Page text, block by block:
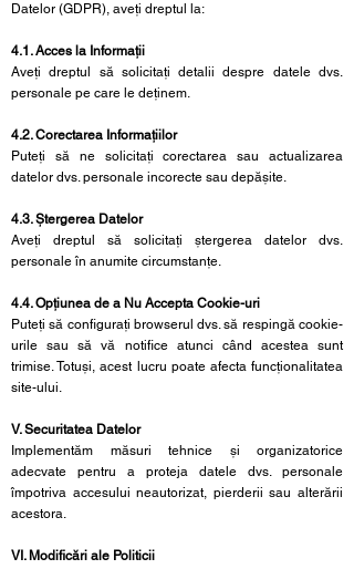
Datelor (GDPR), aveți dreptul la:
4.1. Acces la Informații
Aveți dreptul să solicitați detalii despre datele dvs.
personale pe care le deținem.
4.2. Corectarea Informațiilor
Puteți să ne solicitați corectarea sau actualizarea
datelor dvs. personale incorecte sau depășite.
4.3. Ștergerea Datelor
Aveți dreptul să solicitați ștergerea datelor dvs.
personale în anumite circumstanțe.
4.4. Opțiunea de a Nu Accepta Cookie-uri
Puteți să configurați browserul dvs. să respingă cookie-
urile sau să vă notifice atunci când acestea sunt
trimise. Totuși, acest lucru poate afecta funcționalitatea
site-ului.
V. Securitatea Datelor
Implementăm măsuri tehnice și organizatorice
adecvate pentru a proteja datele dvs. personale
împotriva accesului neautorizat, pierderii sau alterării
acestora.
VI. Modificări ale Politicii